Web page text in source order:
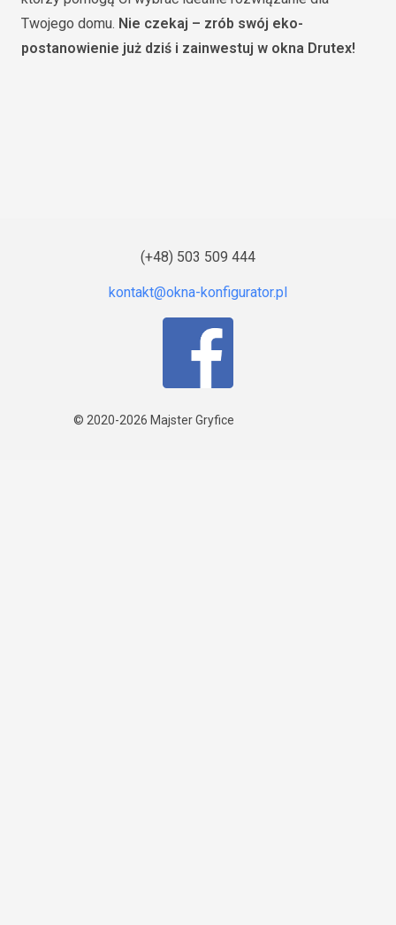
Twojego domu. Nie czekaj – zrób swój eko-
postanowienie już dziś i zainwestuj w okna Drutex!
(+48) 503 509 444
© 2020-2026 Majster Gryfice